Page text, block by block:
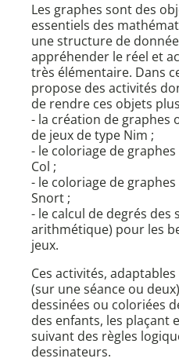
Les graphes sont des
essentiels des
une structure de
appréhender le réel et
très élémentaire. Dans
propose des activités
de rendre ces objets
- la création de graphes
de jeux de type Nim ;
- le coloriage de
Col ;
- le coloriage de
Snort ;
- le calcul de degrés des
arithmétique) pour les
jeux.
Ces activités,
(sur une séance ou
dessinées ou coloriées
des enfants, les plaçant
suivant des règles
dessinateurs.